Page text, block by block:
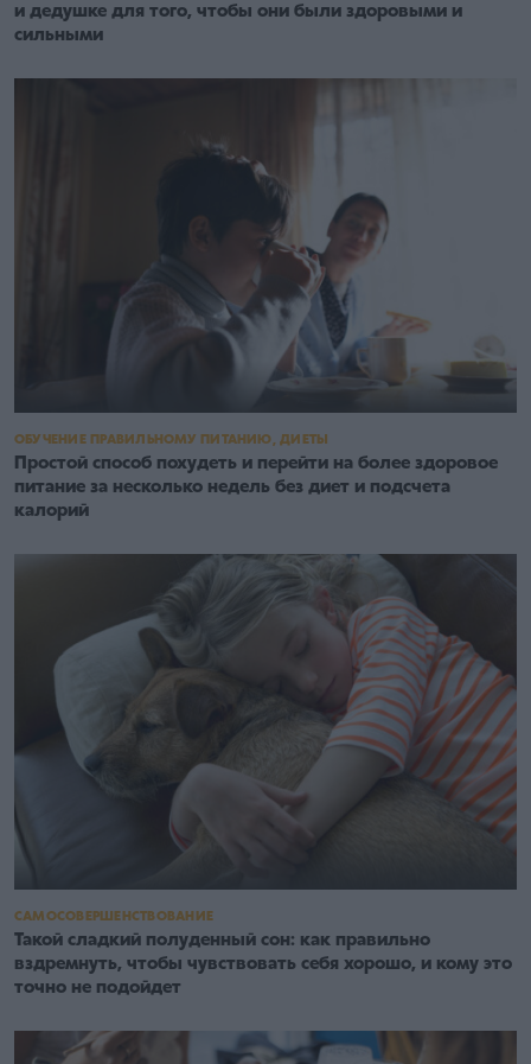
и дедушке для того, чтобы они были здоровыми и
сильными
ОБУЧЕНИЕ ПРАВИЛЬНОМУ ПИТАНИЮ, ДИЕТЫ
Простой способ похудеть и перейти на более здоровое
питание за несколько недель без диет и подсчета
калорий
САМОСОВЕРШЕНСТВОВАНИЕ
Такой сладкий полуденный сон: как правильно
вздремнуть, чтобы чувствовать себя хорошо, и кому это
точно не подойдет